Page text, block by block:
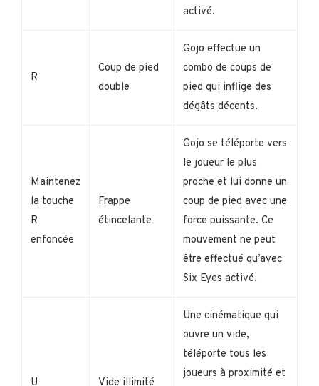
activé.
R
Coup de pied
double
Gojo effectue un
combo de coups de
pied qui inflige des
dégâts décents.
Maintenez
la touche
R
enfoncée
Frappe
étincelante
Gojo se téléporte vers
le joueur le plus
proche et lui donne un
coup de pied avec une
force puissante. Ce
mouvement ne peut
être effectué qu’avec
Six Eyes activé.
U Vide illimité
Une cinématique qui
ouvre un vide,
téléporte tous les
joueurs à proximité et